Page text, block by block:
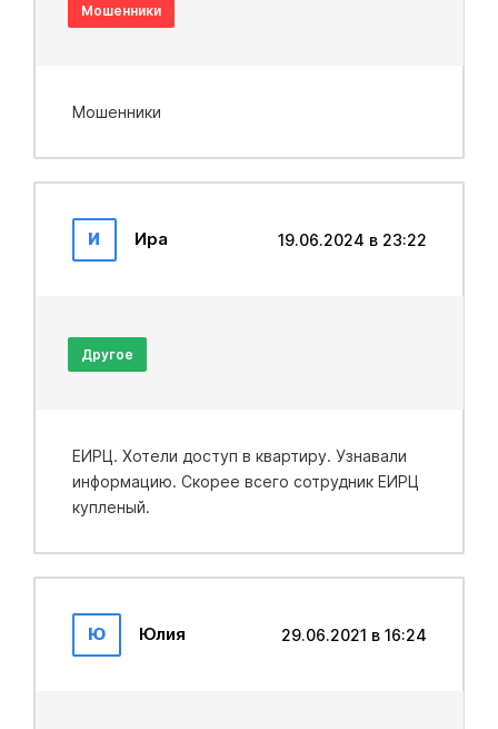
Мошенники
Мошенники
И Ира 19.06.2024 в 23:22
Другое
ЕИРЦ. Хотели доступ в квартиру. Узнавали
информацию. Скорее всего сотрудник ЕИРЦ
купленый.
Ю Юлия 29.06.2021 в 16:24